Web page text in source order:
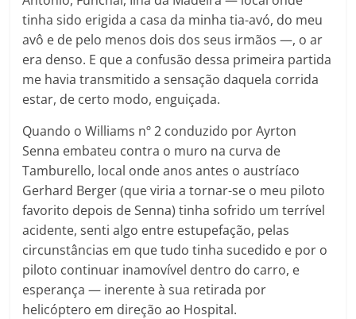
tinha sido erigida a casa da minha tia-avó, do meu
avô e de pelo menos dois dos seus irmãos —, o ar
era denso. E que a confusão dessa primeira partida
me havia transmitido a sensação daquela corrida
estar, de certo modo, enguiçada.
Quando o Williams nº 2 conduzido por Ayrton
Senna embateu contra o muro na curva de
Tamburello, local onde anos antes o austríaco
Gerhard Berger (que viria a tornar-se o meu piloto
favorito depois de Senna) tinha sofrido um terrível
acidente, senti algo entre estupefação, pelas
circunstâncias em que tudo tinha sucedido e por o
piloto continuar inamovível dentro do carro, e
esperança — inerente à sua retirada por
helicóptero em direção ao Hospital.